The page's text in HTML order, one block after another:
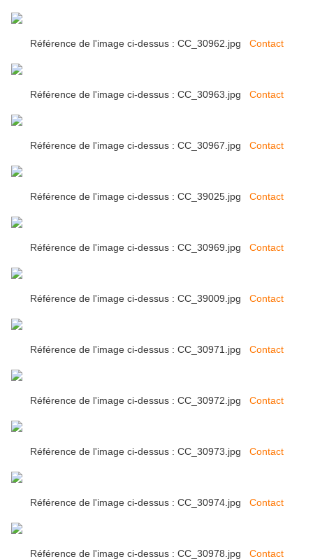
Référence de l'image ci-dessus : CC_30962.jpg Contact
Référence de l'image ci-dessus : CC_30963.jpg Contact
Référence de l'image ci-dessus : CC_30967.jpg Contact
Référence de l'image ci-dessus : CC_39025.jpg Contact
Référence de l'image ci-dessus : CC_30969.jpg Contact
Référence de l'image ci-dessus : CC_39009.jpg Contact
Référence de l'image ci-dessus : CC_30971.jpg Contact
Référence de l'image ci-dessus : CC_30972.jpg Contact
Référence de l'image ci-dessus : CC_30973.jpg Contact
Référence de l'image ci-dessus : CC_30974.jpg Contact
Référence de l'image ci-dessus : CC_30978.jpg Contact